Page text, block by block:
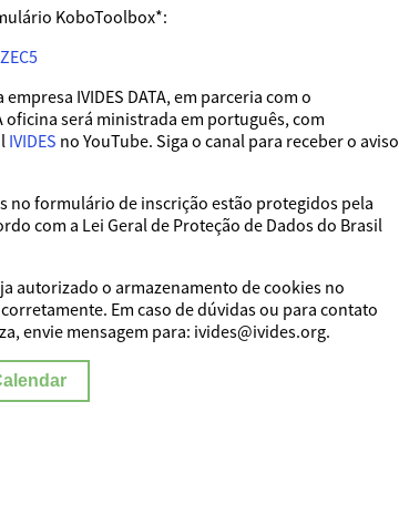
KoboToolbox*:
IVIDES DATA, em parceria com o
oficina será ministrada em português, com
IVIDES no YouTube. Siga o canal para receber o aviso
no formulário de inscrição estão protegidos pela
com a Lei Geral de Proteção de Dados do Brasil
autorizado o armazenamento de cookies no
Em caso de dúvidas ou para contato
envie mensagem para: ivides@ivides.org.